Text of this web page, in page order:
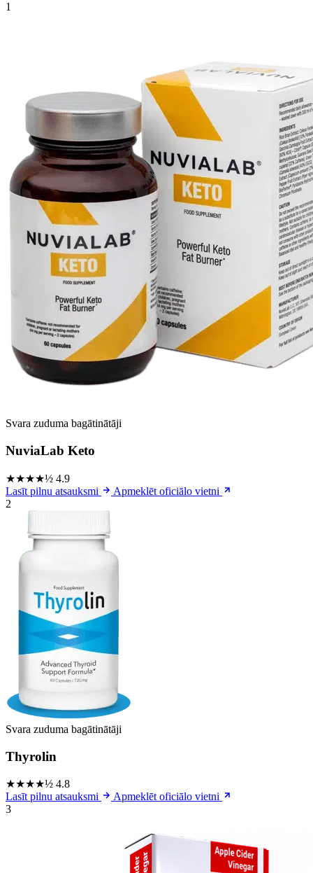
1
Svara zuduma bagātinātāji
NuviaLab Keto
★★★★½ 4.9
Lasīt pilnu atsauksmi
Apmeklēt oficiālo vietni
2
Svara zuduma bagātinātāji
Thyrolin
★★★★½ 4.8
Lasīt pilnu atsauksmi
Apmeklēt oficiālo vietni
3